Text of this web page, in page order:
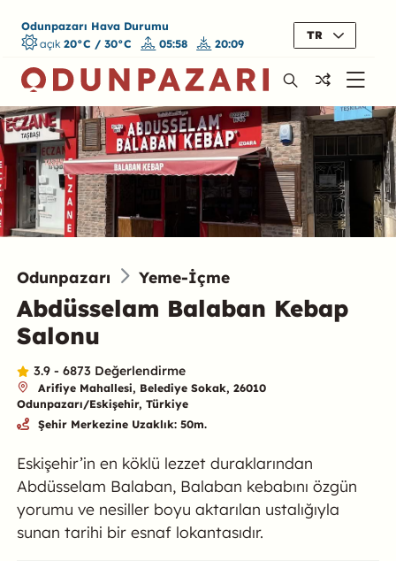
Odunpazarı Hava Durumu
açık 20°C / 30°C 05:58 20:09
TR
Odunpazarı Yeme-İçme
Abdüsselam Balaban Kebap
Salonu
3.9 - 6873 Değerlendirme
Arifiye Mahallesi, Belediye Sokak, 26010
Odunpazarı/Eskişehir, Türkiye
Şehir Merkezine Uzaklık: 50m.
Özet
Eskişehir’in en köklü lezzet duraklarından
Abdüsselam Balaban, Balaban kebabını özgün
yorumu ve nesiller boyu aktarılan ustalığıyla
sunan tarihi bir esnaf lokantasıdır.